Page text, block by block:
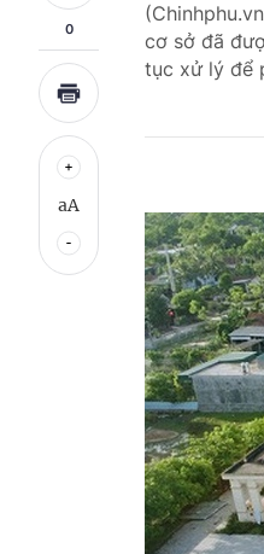
0
aA
cơ sở đã
tục xử lý để